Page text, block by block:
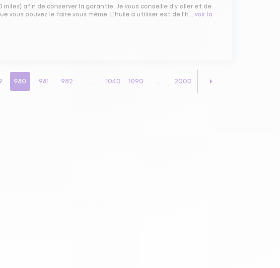
miles) afin de conserver la garantie. Je vous conseille d'y aller et de
vous pouvez le faire vous même. L'huile à utiliser est de l'h...voir la
980 981 982 ... 1040 1090 ... 2000